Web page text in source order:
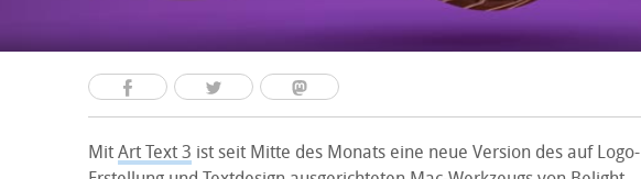
Mit Art Text 3 ist seit Mitte des Monats eine neue Version des auf Logo-